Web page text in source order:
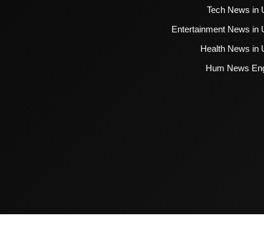
Tech News in
Entertainment News in
Health News in
Hum News